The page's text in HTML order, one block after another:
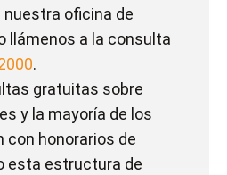
oficina de
llámenos a la consulta
.
gratuitas sobre
y la mayoría de los
con honorarios de
esta estructura de